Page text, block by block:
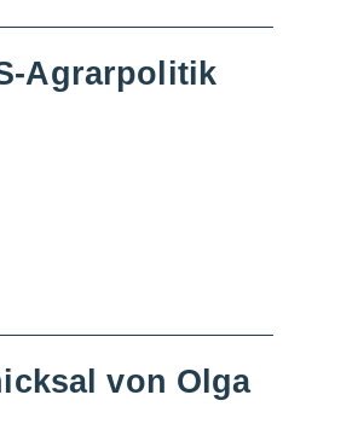
Agrarpolitik
von Olga